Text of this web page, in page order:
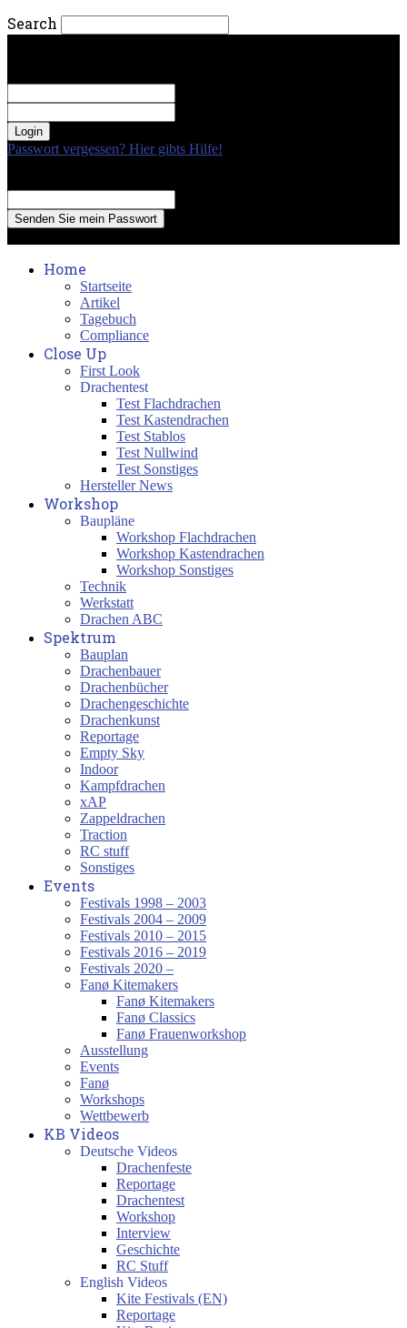
Search
Passwort vergessen? Hier gibts Hilfe!
Home
Startseite
Artikel
Tagebuch
Compliance
Close Up
First Look
Drachentest
Test Flachdrachen
Test Kastendrachen
Test Stablos
Test Nullwind
Test Sonstiges
Hersteller News
Workshop
Baupläne
Workshop Flachdrachen
Workshop Kastendrachen
Workshop Sonstiges
Technik
Werkstatt
Drachen ABC
Spektrum
Bauplan
Drachenbauer
Drachenbücher
Drachengeschichte
Drachenkunst
Reportage
Empty Sky
Indoor
Kampfdrachen
xAP
Zappeldrachen
Traction
RC stuff
Sonstiges
Events
Festivals 1998 – 2003
Festivals 2004 – 2009
Festivals 2010 – 2015
Festivals 2016 – 2019
Festivals 2020 –
Fanø Kitemakers
Fanø Kitemakers
Fanø Classics
Fanø Frauenworkshop
Ausstellung
Events
Fanø
Workshops
Wettbewerb
KB Videos
Deutsche Videos
Drachenfeste
Reportage
Drachentest
Workshop
Interview
Geschichte
RC Stuff
English Videos
Kite Festivals (EN)
Reportage